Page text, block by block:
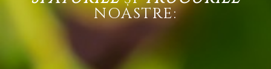
NOASTRE: